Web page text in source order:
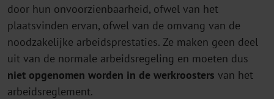
door hun onvoorzienbaarheid, ofwel van het
plaatsvinden ervan, ofwel van de omvang van de
noodzakelijke arbeidsprestaties. Ze maken geen deel
uit van de normale arbeidsregeling en moeten dus
niet opgenomen worden in de werkroosters van het
arbeidsreglement.